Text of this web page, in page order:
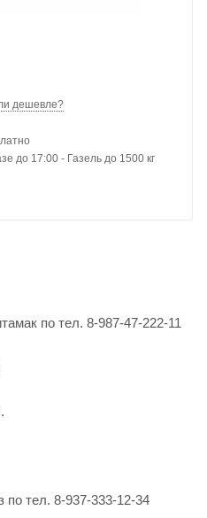
дешевле?
до 17:00 - Газель до 1500 кг
по тел. 8-987-47-222-11
по тел. 8-937-333-12-34